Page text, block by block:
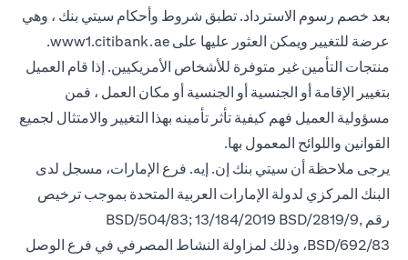
بعد خصم رسوم الاسترداد. تطبق شروط وأحكام سيتي بنك ، وهي
عرضة للتغيير ويمكن العثور عليها على www1.citibank.ae
tab
.
منتجات التأمين غير متوفرة للأشخاص الأمريكيين. إذا قام العميل
بتغيير الإقامة أو الجنسية أو الجنسية أو مكان العمل ، فمن
مسؤولية العميل فهم كيفية تأثر تأمينه بهذا التغيير والامتثال لجميع
القوانين واللوائح المعمول بها.
يرجى ملاحظة أن سيتي بنك إن. إيه. فرع الإمارات، مسجل لدى
البنك المركزي لدولة الإمارات العربية المتحدة بموجب ترخيص
رقم BSD/504/83; 13/184/2019 BSD/2819/9,
BSD/692/83، وذلك لمزاولة النشاط المصرفي في فرع الوصل